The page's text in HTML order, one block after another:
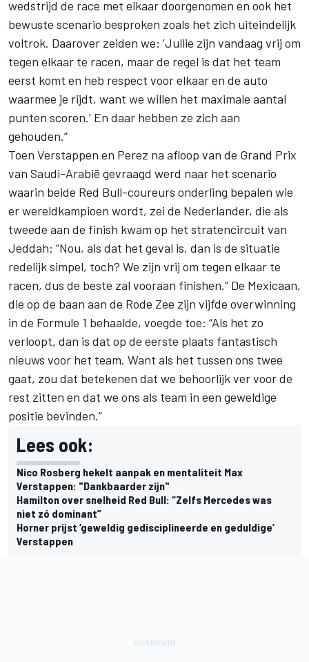
wedstrijd de race met elkaar doorgenomen en ook het
bewuste scenario besproken zoals het zich uiteindelijk
voltrok. Daarover zeiden we: ‘Jullie zijn vandaag vrij om
tegen elkaar te racen, maar de regel is dat het team
eerst komt en heb respect voor elkaar en de auto
waarmee je rijdt, want we willen het maximale aantal
punten scoren.’ En daar hebben ze zich aan
gehouden.”
Toen Verstappen en Perez na afloop van de Grand Prix
van Saudi-Arabië gevraagd werd naar het scenario
waarin beide Red Bull-coureurs onderling bepalen wie
er wereldkampioen wordt, zei de Nederlander, die als
tweede aan de finish kwam op het stratencircuit van
Jeddah: “Nou, als dat het geval is, dan is de situatie
redelijk simpel, toch? We zijn vrij om tegen elkaar te
racen, dus de beste zal vooraan finishen.” De Mexicaan,
die op de baan aan de Rode Zee zijn vijfde overwinning
in de Formule 1 behaalde, voegde toe: “Als het zo
verloopt, dan is dat op de eerste plaats fantastisch
nieuws voor het team. Want als het tussen ons twee
gaat, zou dat betekenen dat we behoorlijk ver voor de
rest zitten en dat we ons als team in een geweldige
positie bevinden.”
Lees ook:
Nico Rosberg hekelt aanpak en mentaliteit Max
Verstappen: "Dankbaarder zijn"
Hamilton over snelheid Red Bull: “Zelfs Mercedes was
niet zó dominant”
Horner prijst ‘geweldig gedisciplineerde en geduldige’
Verstappen